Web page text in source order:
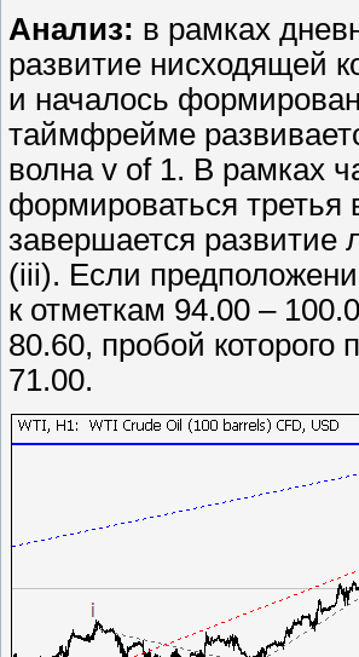
Анализ: в рамках
развитие нисходящей
и началось
таймфрейме
волна v of 1. В рамках
формироваться третья
завершается развитие
(iii). Если
к отметкам 94.00 –
80.60, пробой которого
71.00.